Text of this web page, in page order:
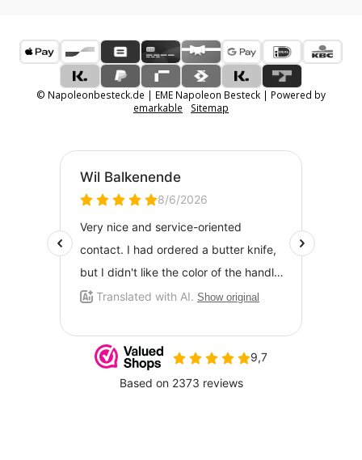
© Napoleonbesteck.de | EME Napoleon Besteck | Powered by
emarkable
Sitemap